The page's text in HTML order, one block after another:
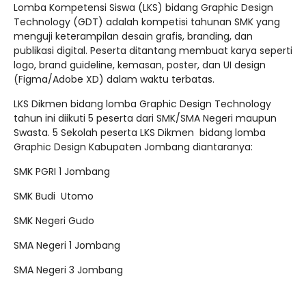
Lomba Kompetensi Siswa (LKS) bidang Graphic Design
Technology (GDT) adalah kompetisi tahunan SMK yang
menguji keterampilan desain grafis, branding, dan
publikasi digital. Peserta ditantang membuat karya seperti
logo, brand guideline, kemasan, poster, dan UI design
(Figma/Adobe XD) dalam waktu terbatas.
LKS Dikmen bidang lomba Graphic Design Technology
tahun ini diikuti 5 peserta dari SMK/SMA Negeri maupun
Swasta. 5 Sekolah peserta LKS Dikmen bidang lomba
Graphic Design Kabupaten Jombang diantaranya:
SMK PGRI 1 Jombang
SMK Budi Utomo
SMK Negeri Gudo
SMA Negeri 1 Jombang
SMA Negeri 3 Jombang